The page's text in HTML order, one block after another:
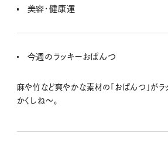
ないのかも。貯めていけるかもしれないね
て。
美容・健康運
て〜。ついつい引き受けちゃうお人好しぶり
今週のラッキーおぱんつ
麻や竹など爽やかな素材の「おぱんつ」がラ
かくしね〜。